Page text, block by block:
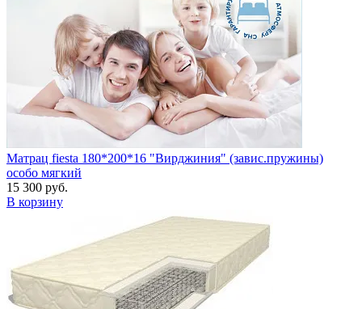
Матрац fiesta 180*200*16 "Вирджиния" (завис.пружины)
особо мягкий
15 300 руб.
В корзину